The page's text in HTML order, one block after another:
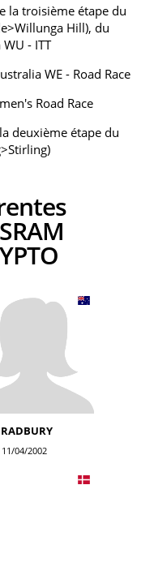
la troisième étape du
Hill), du
- ITT
WE - Road Race
Road Race
deuxième étape du
04/2002